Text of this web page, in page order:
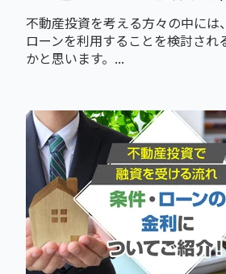
不動産投資を考える方々の中には
ローンを利用することを検討され
かと思います。...